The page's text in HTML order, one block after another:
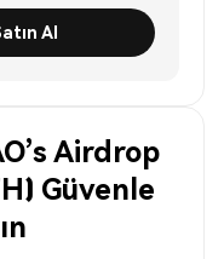
Al
Airdrop
Güvenle